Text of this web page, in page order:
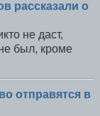
рассказали о
не даст,
был, кроме
отправятся в